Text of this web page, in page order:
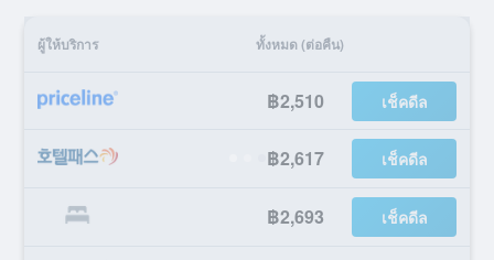
ผู้ให้บริการ ทั้งหมด (ต่อคืน)
฿2,510 เช็คดีล
฿2,617 เช็คดีล
฿2,693 เช็คดีล